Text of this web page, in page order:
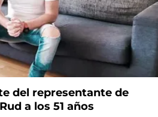
del representante de
a los 51 años